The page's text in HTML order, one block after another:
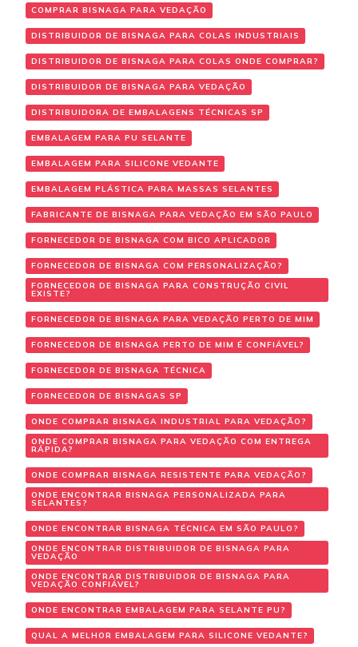
COMPRAR BISNAGA PARA VEDAÇÃO
DISTRIBUIDOR DE BISNAGA PARA COLAS INDUSTRIAIS
DISTRIBUIDOR DE BISNAGA PARA COLAS ONDE COMPRAR?
DISTRIBUIDOR DE BISNAGA PARA VEDAÇÃO
DISTRIBUIDORA DE EMBALAGENS TÉCNICAS SP
EMBALAGEM PARA PU SELANTE
EMBALAGEM PARA SILICONE VEDANTE
EMBALAGEM PLÁSTICA PARA MASSAS SELANTES
FABRICANTE DE BISNAGA PARA VEDAÇÃO EM SÃO PAULO
FORNECEDOR DE BISNAGA COM BICO APLICADOR
FORNECEDOR DE BISNAGA COM PERSONALIZAÇÃO?
FORNECEDOR DE BISNAGA PARA CONSTRUÇÃO CIVIL
EXISTE?
FORNECEDOR DE BISNAGA PARA VEDAÇÃO PERTO DE MIM
FORNECEDOR DE BISNAGA PERTO DE MIM É CONFIÁVEL?
FORNECEDOR DE BISNAGA TÉCNICA
FORNECEDOR DE BISNAGAS SP
ONDE COMPRAR BISNAGA INDUSTRIAL PARA VEDAÇÃO?
ONDE COMPRAR BISNAGA PARA VEDAÇÃO COM ENTREGA
RÁPIDA?
ONDE COMPRAR BISNAGA RESISTENTE PARA VEDAÇÃO?
ONDE ENCONTRAR BISNAGA PERSONALIZADA PARA
SELANTES?
ONDE ENCONTRAR BISNAGA TÉCNICA EM SÃO PAULO?
ONDE ENCONTRAR DISTRIBUIDOR DE BISNAGA PARA
VEDAÇÃO
ONDE ENCONTRAR DISTRIBUIDOR DE BISNAGA PARA
VEDAÇÃO CONFIÁVEL?
ONDE ENCONTRAR EMBALAGEM PARA SELANTE PU?
QUAL A MELHOR EMBALAGEM PARA SILICONE VEDANTE?